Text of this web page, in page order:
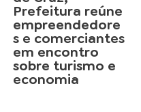
Prefeitura reúne
empreendedore
s e comerciantes
em encontro
sobre turismo e
economia